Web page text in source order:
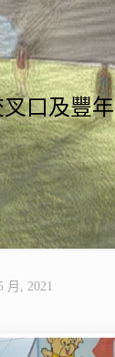
口及豐
月, 2021